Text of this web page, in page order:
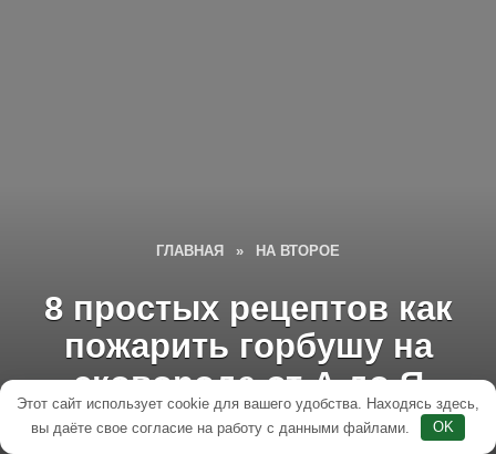
ГЛАВНАЯ » НА ВТОРОЕ
8 простых рецептов как
пожарить горбушу на
сковороде от А до Я
Этот сайт использует cookie для вашего удобства. Находясь здесь,
вы даёте свое согласие на работу с данными файлами.
OK